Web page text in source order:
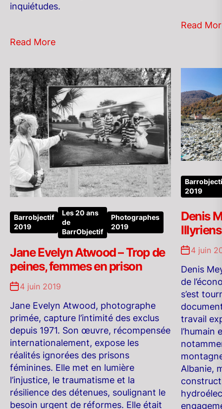
inquiétudes.
Read More
Read
Barrobjectif
2019
Les 20 ans
de
BarrObjectif
Photographes
2019
Jane Evelyn Atwood – Trop de
peines, femmes en prison
4 juin 2019
Jane Evelyn Atwood, photographe
primée, capture l’intimité des exclus
depuis 1971. Son œuvre, récompensée
internationalement, expose les
réalités ignorées des prisons
féminines. Elle met en lumière
l’injustice, le traumatisme et la
résilience des détenues, soulignant le
besoin urgent de réformes. Elle était
2019
Denis
Illyriens
4 juin
Denis
de
s’est
travail
l’humain
Albanie,